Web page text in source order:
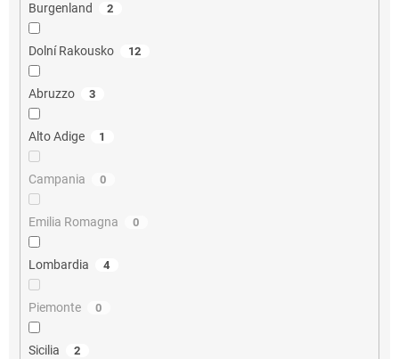
Burgenland 2
Dolní Rakousko 12
Abruzzo 3
Alto Adige 1
Campania 0
Emilia Romagna 0
Lombardia 4
Piemonte 0
Sicilia 2